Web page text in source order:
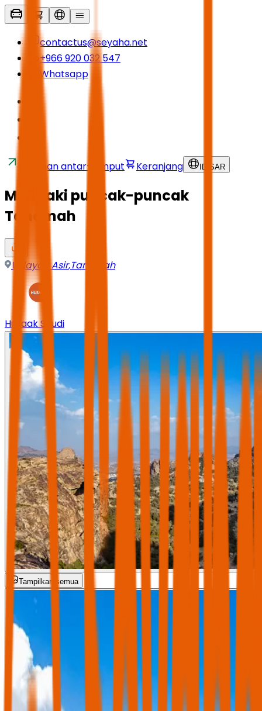
contactus@seyaha.net
+966 920 032 547
Whatsapp
Layanan antar-jemput Keranjang ID SAR
Mendaki puncak-puncak
Tanomah
Wilayah Asir,Tanumah
Husaak Saudi
Tampilkan semua